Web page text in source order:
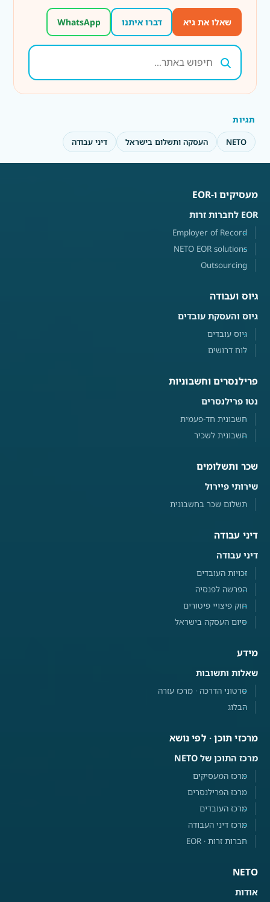
שאלו את גיא דברו איתנו WhatsApp
תגיות
NETO העסקה ותשלום בישראל דיני עבודה
מעסיקים ו-EOR
EOR לחברות זרות
Employer of Record
NETO EOR solutions
Outsourcing
גיוס ועבודה
גיוס והעסקת עובדים
גיוס עובדים
לוח דרושים
פרילנסרים וחשבוניות
נטו פרילנסרים
חשבונית חד-פעמית
חשבונית לשכיר
שכר ותשלומים
שירותי פיירול
תשלום שכר בחשבונית
דיני עבודה
דיני עבודה
זכויות העובדים
הפרשה לפנסיה
חוק פיצויי פיטורים
סיום העסקה בישראל
מידע
שאלות ותשובות
סרטוני הדרכה · מרכז עזרה
הבלוג
מרכזי תוכן · לפי נושא
מרכז התוכן של NETO
מרכז המעסיקים
מרכז הפרילנסרים
מרכז העובדים
מרכז דיני העבודה
חברות זרות · EOR
NETO
אודות